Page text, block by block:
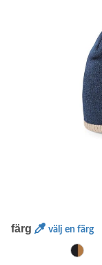
färg välj en färg